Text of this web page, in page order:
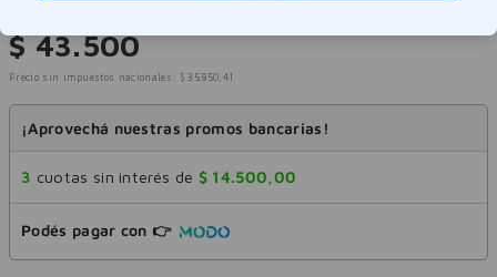
$ 43.500
Precio sin impuestos nacionales: $ 35.950, 41
¡Aprovechá nuestras promos bancarias!
3 cuotas sin interés de $ 14.500,00
Podés pagar con 👉